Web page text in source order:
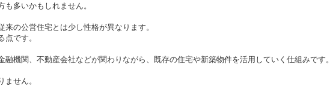
も多いかもしれません。
の公営住宅とは少し性格が異なります。
です。
機関、不動産会社などが関わりながら、既存の住宅や新築物件を活用していく仕組みです。
せん。